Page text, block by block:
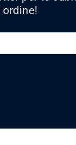
TI